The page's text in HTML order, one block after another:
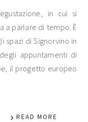
in cui si
a parlare di tempo. È
spazi di Signorvino in
appuntamenti di
il progetto europeo
READ MORE